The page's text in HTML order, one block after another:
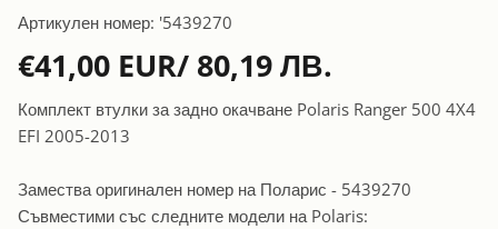
Артикулен номер: '5439270
€41,00 EUR/ 80,19 ЛВ.
Комплект втулки за задно окачване Polaris Ranger 500 4X4
EFI 2005-2013
Замества оригинален номер на Поларис - 5439270
Съвместими със следните модели на Polaris: